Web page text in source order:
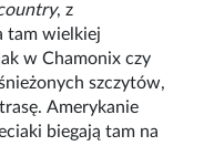
, z
tam wielkiej
w Chamonix czy
szczytów,
Amerykanie
biegają tam na